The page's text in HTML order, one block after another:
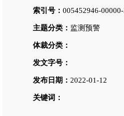
索引号： 005452946-
主题分类： 监测预警
体裁分类：
发文字号：
发布日期： 2022-01-12
关键词：